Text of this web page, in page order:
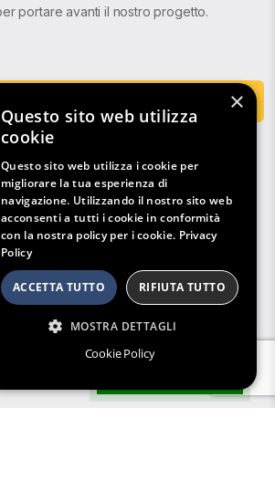
portare avanti il nostro progetto.
×
Questo sito web utilizza
cookie
Questo sito web utilizza i cookie per
migliorare la tua esperienza di
navigazione. Utilizzando il nostro sito web
acconsenti a tutti i cookie in conformità
con la nostra policy per i cookie. Privacy
Policy
ACCETTA TUTTO RIFIUTA TUTTO
MOSTRA DETTAGLI
Cookie Policy